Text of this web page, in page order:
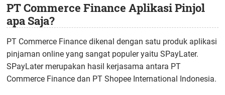
PT Commerce Finance Aplikasi Pinjol
apa Saja?
PT Commerce Finance dikenal dengan satu produk aplikasi
pinjaman online yang sangat populer yaitu SPayLater.
SPayLater merupakan hasil kerjasama antara PT
Commerce Finance dan PT Shopee International Indonesia.